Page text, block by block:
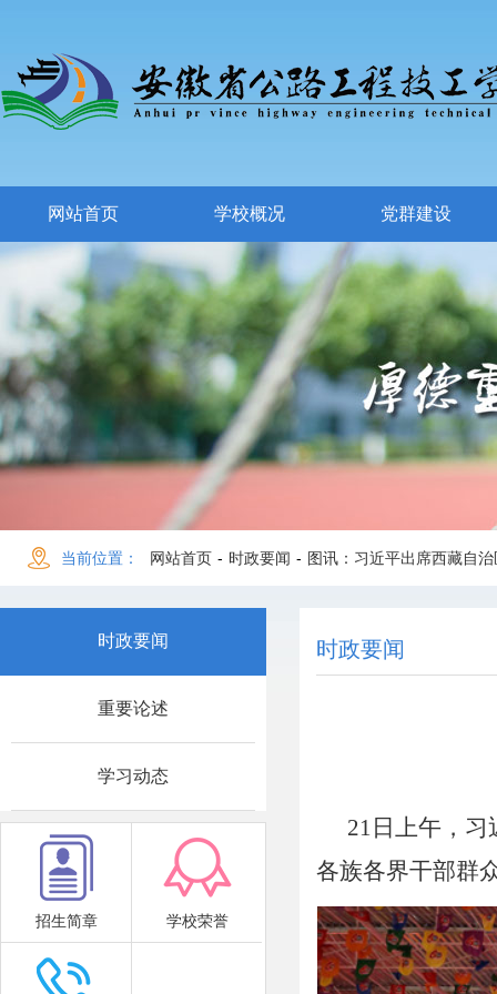
网站首页 学校概况 党群建设
当前位置： 网站首页 - 时政要闻 - 图讯：习近平出席西藏自
时政要闻
重要论述
学习动态
招生简章 学校荣誉
时政要闻
21日上午，
各族各界干部群